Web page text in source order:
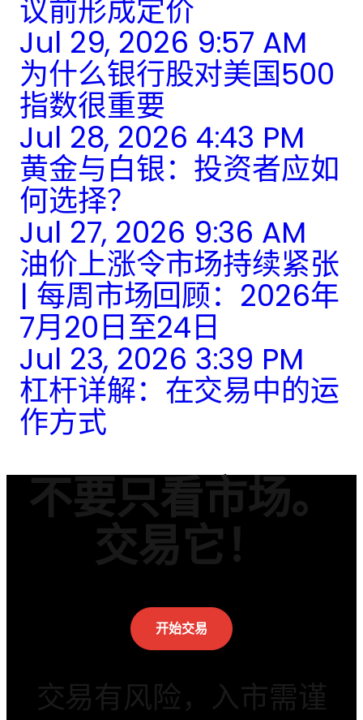
议前形成定价
Jul 29, 2026 9:57 AM
为什么银行股对美国500
指数很重要
Jul 28, 2026 4:43 PM
黄金与白银：投资者应如
何选择？
Jul 27, 2026 9:36 AM
油价上涨令市场持续紧张
| 每周市场回顾：2026年
7月20日至24日
Jul 23, 2026 3:39 PM
杠杆详解：在交易中的运
作方式
不要只看市场。
交易它！
开始交易
交易有风险，入市需谨